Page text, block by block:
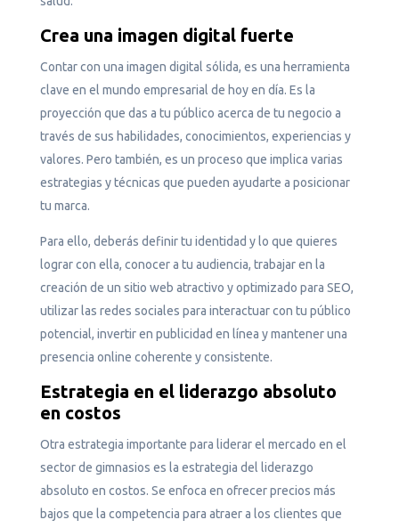
Crea una imagen digital fuerte
Contar con una imagen digital sólida, es una herramienta
clave en el mundo empresarial de hoy en día. Es la
proyección que das a tu público acerca de tu negocio a
través de sus habilidades, conocimientos, experiencias y
valores. Pero también, es un proceso que implica varias
estrategias y técnicas que pueden ayudarte a posicionar
tu marca.
Para ello, deberás definir tu identidad y lo que quieres
lograr con ella, conocer a tu audiencia, trabajar en la
creación de un sitio web atractivo y optimizado para SEO,
utilizar las redes sociales para interactuar con tu público
potencial, invertir en publicidad en línea y mantener una
presencia online coherente y consistente.
Estrategia en el liderazgo absoluto
en costos
Otra estrategia importante para liderar el mercado en el
sector de gimnasios es la estrategia del liderazgo
absoluto en costos. Se enfoca en ofrecer precios más
bajos que la competencia para atraer a los clientes que